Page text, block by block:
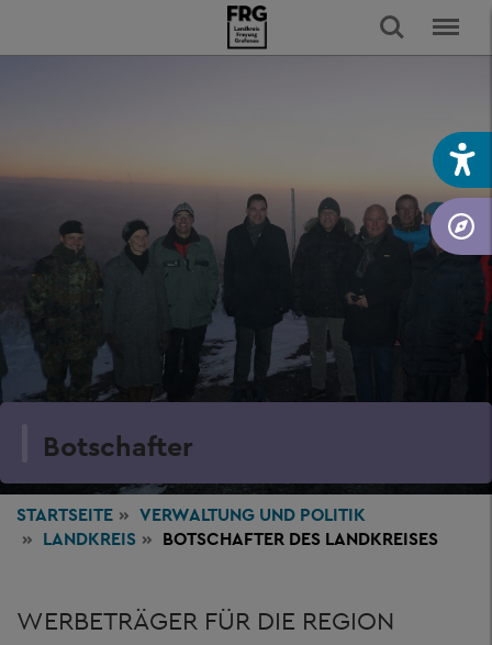
Botschafter
STARTSEITE VERWALTUNG UND POLITIK
LANDKREIS
BOTSCHAFTER DES LANDKREISES
WERBETRÄGER FÜR DIE REGION